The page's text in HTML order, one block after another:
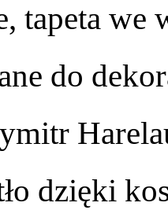
tapeta
do
dzięki